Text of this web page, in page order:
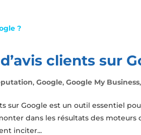
clients sur
,Google,Google My Business,
sur Google est un outil essentiel
dans les résultats des moteurs
inciter...